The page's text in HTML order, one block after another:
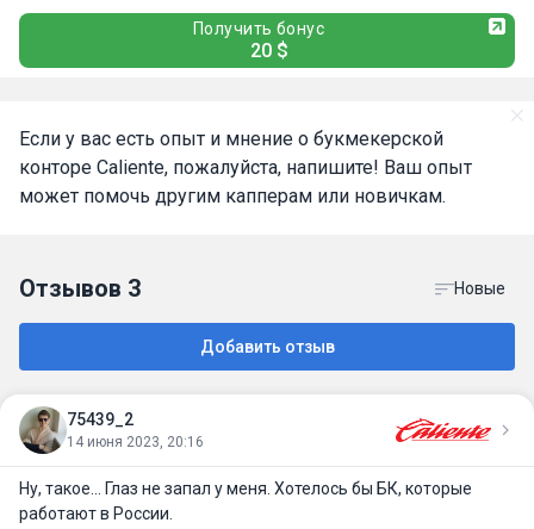
Получить бонус
20 $
Если у вас есть опыт и мнение о букмекерской
конторе Caliente, пожалуйста, напишите! Ваш опыт
может помочь другим капперам или новичкам.
Отзывов 3 Новые
Добавить отзыв
75439_2
14 июня 2023, 20:16
Ну, такое… Глаз не запал у меня. Хотелось бы БК, которые
работают в России.